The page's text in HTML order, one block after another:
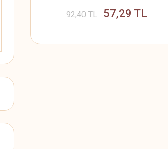
92,40 TL 57,29 TL